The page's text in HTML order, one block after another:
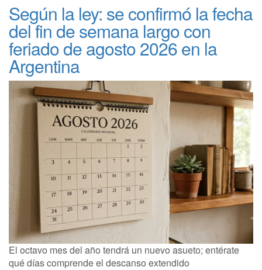
Según la ley: se confirmó la fecha
del fin de semana largo con
feriado de agosto 2026 en la
Argentina
El octavo mes del año tendrá un nuevo asueto; entérate
qué días comprende el descanso extendido